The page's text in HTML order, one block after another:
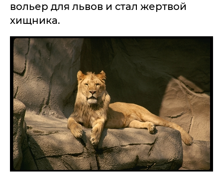
вольер для львов и стал жертвой
хищника.